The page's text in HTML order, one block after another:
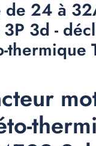
de 24 à
3d -
thermique